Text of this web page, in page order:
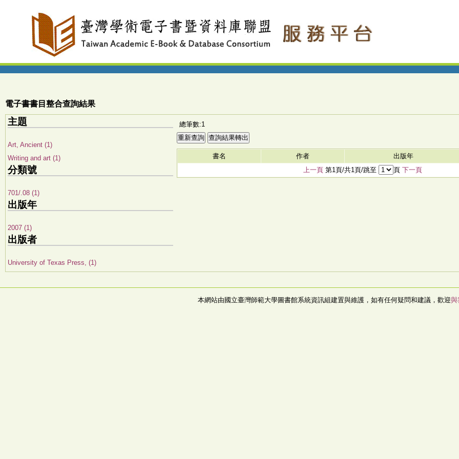
電子書書目整合查詢結果
主題
Art, Ancient (1)
Writing and art (1)
分類號
701/.08 (1)
出版年
2007 (1)
出版者
University of Texas Press, (1)
總筆數:1
書名 作者 出版年
上一頁第1頁/共1頁/跳至 頁 下一頁
本網站由國立臺灣師範大學圖書館系統資訊組建置與維護，如有任何疑問和建議，歡迎與